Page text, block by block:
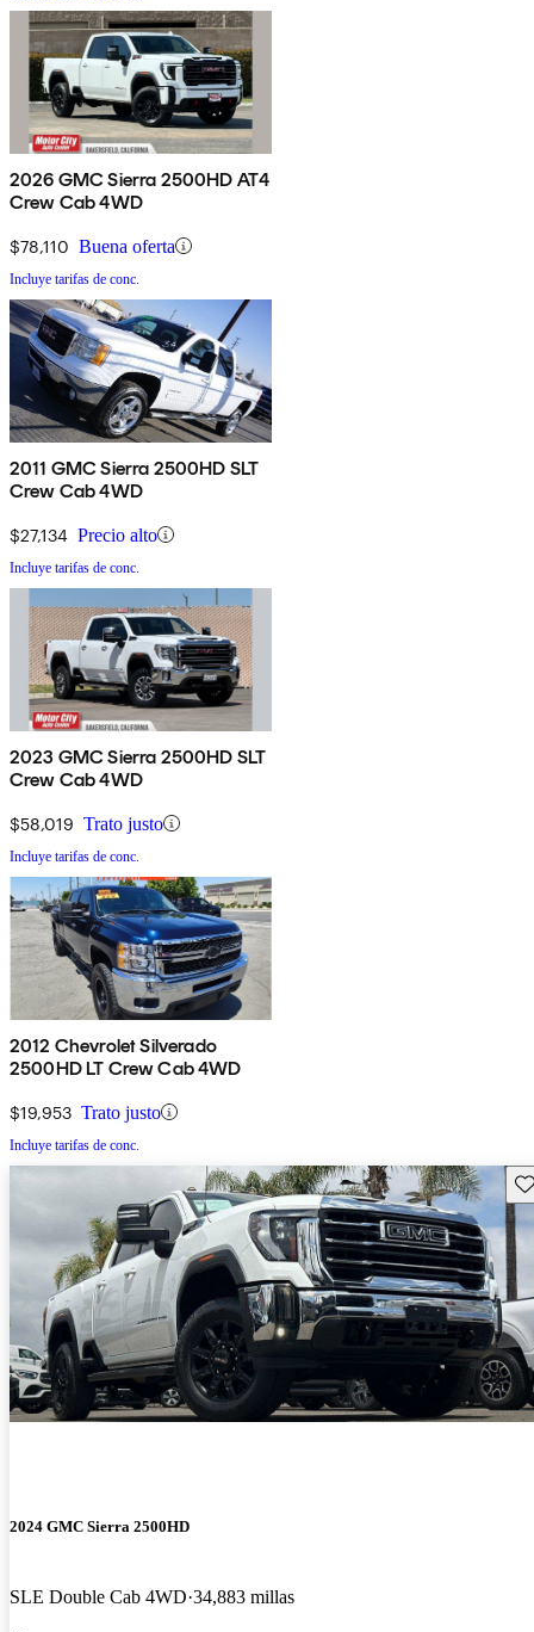
2026 GMC Sierra 2500HD AT4
Crew Cab 4WD
$78,110 Buena oferta
Incluye tarifas de conc.
2011 GMC Sierra 2500HD SLT
Crew Cab 4WD
$27,134 Precio alto
Incluye tarifas de conc.
2023 GMC Sierra 2500HD SLT
Crew Cab 4WD
$58,019 Trato justo
Incluye tarifas de conc.
2012 Chevrolet Silverado
2500HD LT Crew Cab 4WD
$19,953 Trato justo
Incluye tarifas de conc.
2024 GMC Sierra 2500HD
SLE Double Cab 4WD 34,883 millas